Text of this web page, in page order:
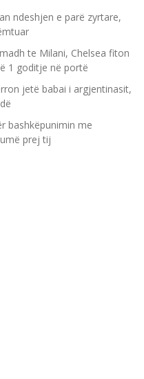
ndeshjen e parë zyrtare,
te Milani, Chelsea fiton
1 goditje në portë
jetë babai i argjentinasit,
bashkëpunimin me
prej tij